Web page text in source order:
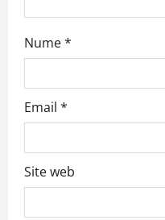
Nume*
Email *
Site web